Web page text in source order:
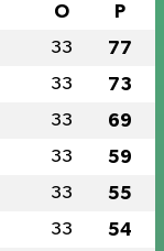
O P
33 77
33 73
33 69
33 59
33 55
33 54